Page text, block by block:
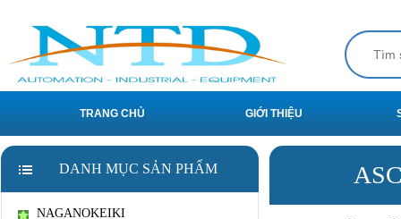
TRANG CHỦ GIỚI THIỆU
DANH MỤC SẢN PHẨM
NAGANOKEIKI